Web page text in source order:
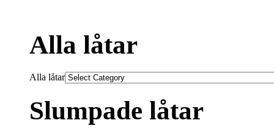
Alla låtar
Alla låtar
Slumpade låtar